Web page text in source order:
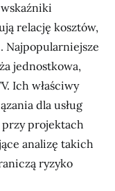
wskaźniki
relację kosztów,
Najpopularniejsze
jednostkowa,
Ich właściwy
dla usług
projektach
analizę takich
ryzyko